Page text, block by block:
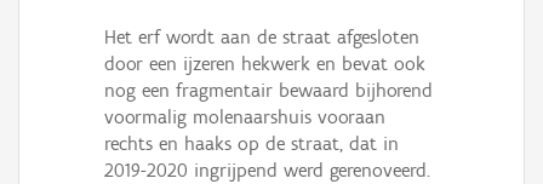
Het erf wordt aan de straat afgesloten
door een ijzeren hekwerk en bevat ook
nog een fragmentair bewaard bijhorend
voormalig molenaarshuis vooraan
rechts en haaks op de straat, dat in
2019-2020 ingrijpend werd gerenoveerd.